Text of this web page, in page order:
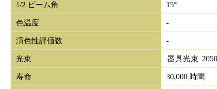
1/2 ビーム角 15°
色温度 -
演色性評価数 -
光束 器具光束
寿命 30,000 時間